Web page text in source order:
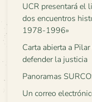
UCR presentará el
dos encuentros
1978-1996»
Carta abierta a
defender la justicia
Panoramas
Un correo